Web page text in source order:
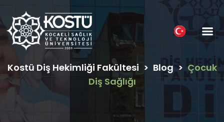
Kostü Diş Hekimliği Fakültesi > Blog > Çocuk
Diş Sağlığı